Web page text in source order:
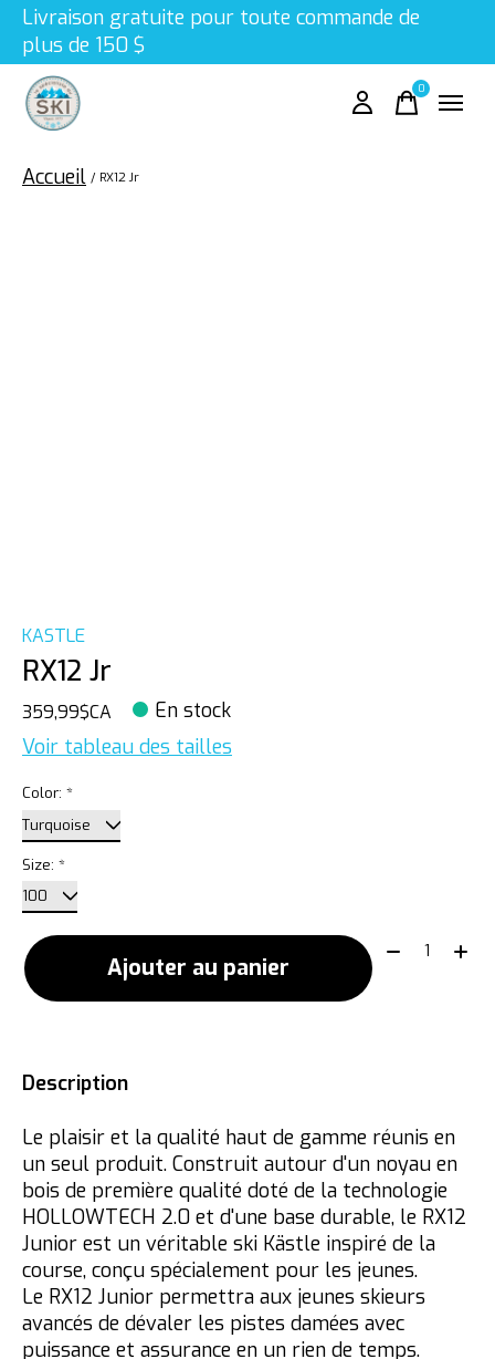
Livraison gratuite pour toute commande de
plus de 150 $
0items
Accueil / RX12 Jr
KASTLE
RX12 Jr
359,99$CA En stock
Voir tableau des tailles
Color: *
Size: *
Ajouter au panier
Quantité:
Description
Le plaisir et la qualité haut de gamme réunis en
un seul produit. Construit autour d'un noyau en
bois de première qualité doté de la technologie
HOLLOWTECH 2.0 et d'une base durable, le RX12
Junior est un véritable ski Kästle inspiré de la
course, conçu spécialement pour les jeunes.
Le RX12 Junior permettra aux jeunes skieurs
avancés de dévaler les pistes damées avec
puissance et assurance en un rien de temps.